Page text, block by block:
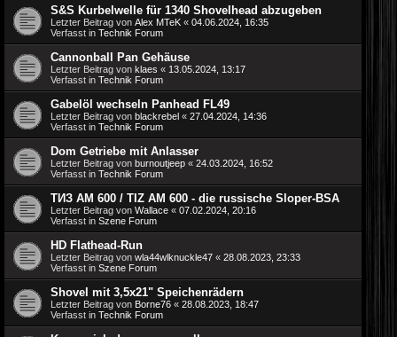
S&S Kurbelwelle für 1340 Shovelhead abzugeben
Letzter Beitrag von Alex MTeK « 04.06.2024, 16:35
Verfasst in Technik Forum
Cannonball Pan Gehäuse
Letzter Beitrag von klaes « 13.05.2024, 13:17
Verfasst in Technik Forum
Gabelöl wechseln Panhead FL49
Letzter Beitrag von blackrebel « 27.04.2024, 14:36
Verfasst in Technik Forum
Dom Getriebe mit Anlasser
Letzter Beitrag von burnoutjeep « 24.03.2024, 16:52
Verfasst in Technik Forum
ТИЗ АM 600 / TIZ AM 600 - die russische Sloper-BSA
Letzter Beitrag von Wallace « 07.02.2024, 20:16
Verfasst in Szene Forum
HD Flathead-Run
Letzter Beitrag von wla44wlknuckle47 « 28.08.2023, 23:33
Verfasst in Szene Forum
Shovel mit 3,5x21" Speichenrädern
Letzter Beitrag von Borne76 « 28.08.2023, 18:47
Verfasst in Technik Forum